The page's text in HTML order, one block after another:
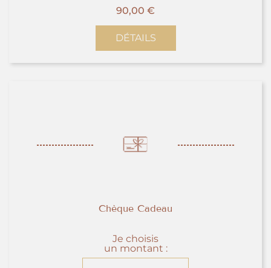
90,00 €
DÉTAILS
Chèque Cadeau
Je choisis
un montant :